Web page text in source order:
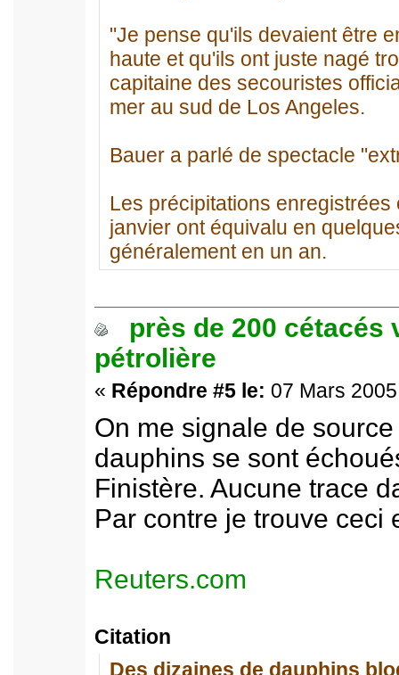
"Je pense qu'ils devaient être
haute et qu'ils ont juste nagé
capitaine des secouristes
mer au sud de Los Angeles.
Bauer a parlé de spectacle
Les précipitations
janvier ont équivalu en
généralement en un an.
près de 200 cétacés
pétrolière
« Répondre #5 le: 07 Mars
On me signale de
dauphins se sont
Finistère. Aucune trace
Par contre je trouve ceci
Reuters.com
Citation
Des dizaines de dauphins